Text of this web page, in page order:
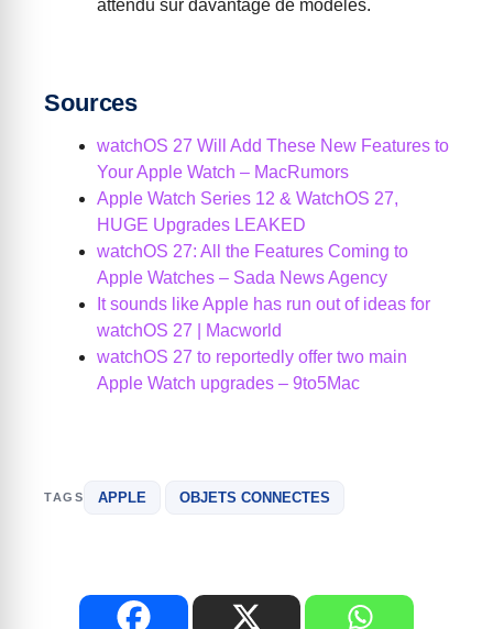
attendu sur davantage de modèles.
Sources
watchOS 27 Will Add These New Features to
Your Apple Watch – MacRumors
Apple Watch Series 12 & WatchOS 27,
HUGE Upgrades LEAKED
watchOS 27: All the Features Coming to
Apple Watches – Sada News Agency
It sounds like Apple has run out of ideas for
watchOS 27 | Macworld
watchOS 27 to reportedly offer two main
Apple Watch upgrades – 9to5Mac
TAGS APPLE OBJETS CONNECTES